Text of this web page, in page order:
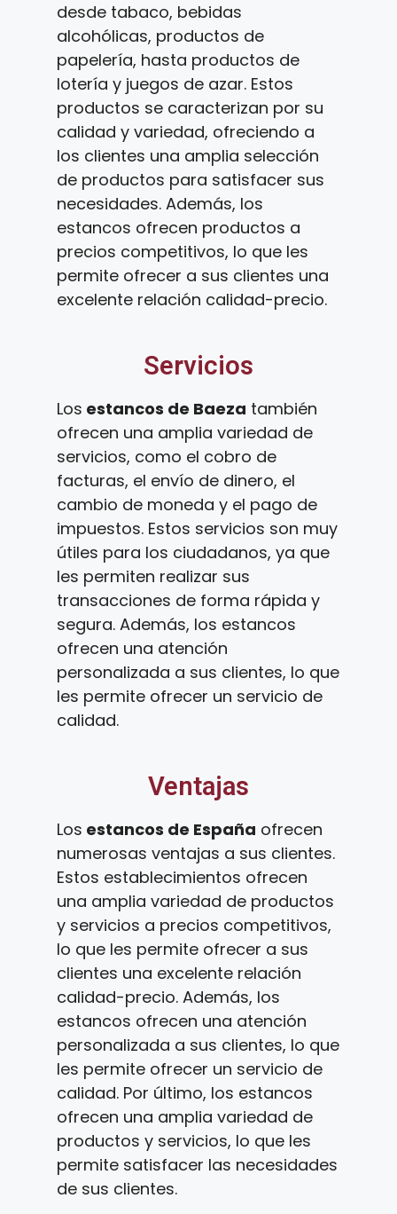
desde tabaco, bebidas
alcohólicas, productos de
papelería, hasta productos de
lotería y juegos de azar. Estos
productos se caracterizan por su
calidad y variedad, ofreciendo a
los clientes una amplia selección
de productos para satisfacer sus
necesidades. Además, los
estancos ofrecen productos a
precios competitivos, lo que les
permite ofrecer a sus clientes una
excelente relación calidad-precio.
Servicios
Los estancos de Baeza también
ofrecen una amplia variedad de
servicios, como el cobro de
facturas, el envío de dinero, el
cambio de moneda y el pago de
impuestos. Estos servicios son muy
útiles para los ciudadanos, ya que
les permiten realizar sus
transacciones de forma rápida y
segura. Además, los estancos
ofrecen una atención
personalizada a sus clientes, lo que
les permite ofrecer un servicio de
calidad.
Ventajas
Los estancos de España ofrecen
numerosas ventajas a sus clientes.
Estos establecimientos ofrecen
una amplia variedad de productos
y servicios a precios competitivos,
lo que les permite ofrecer a sus
clientes una excelente relación
calidad-precio. Además, los
estancos ofrecen una atención
personalizada a sus clientes, lo que
les permite ofrecer un servicio de
calidad. Por último, los estancos
ofrecen una amplia variedad de
productos y servicios, lo que les
permite satisfacer las necesidades
de sus clientes.